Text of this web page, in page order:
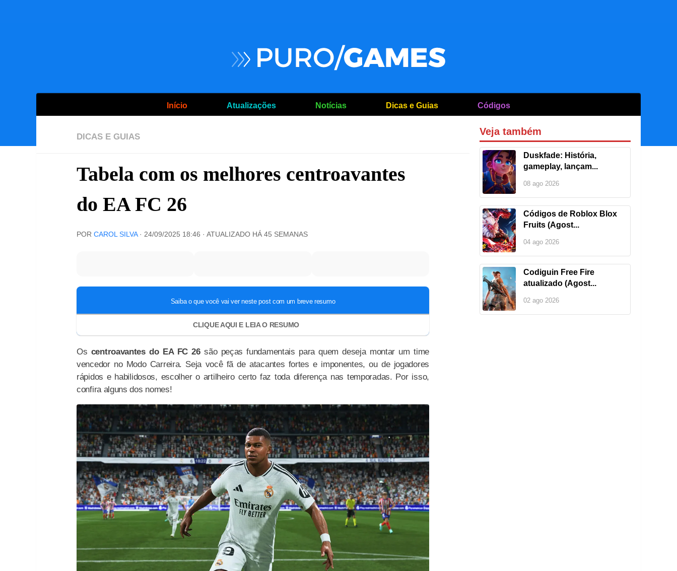
Início Atualizações Notícias Dicas e Guias Códigos
DICAS E GUIAS
Tabela com os melhores centroavantes
do EA FC 26
POR CAROL SILVA · 24/09/2025 18:46 · ATUALIZADO HÁ 45 SEMANAS
Os centroavantes do EA FC 26são peças fundamentais para quem deseja montar um time
vencedor no Modo Carreira. Seja você fã de atacantes fortes e imponentes, ou de jogadores
rápidos e habilidosos, escolher o artilheiro certo faz toda diferença nas temporadas. Por isso,
confira alguns dos nomes!
Veja também
Duskfade: História,
gameplay, lançam...
08 ago 2026
Códigos de Roblox Blox
Fruits (Agost...
04 ago 2026
Codiguin Free Fire
atualizado (Agost...
02 ago 2026